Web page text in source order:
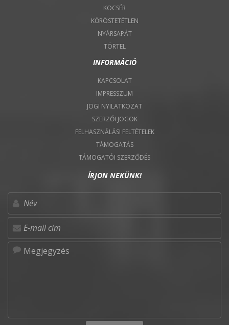
KOCSÉR
KŐRÖSTETÉTLEN
NYÁRSAPÁT
TÖRTEL
INFORMÁCIÓ
KAPCSOLAT
IMPRESSZUM
JOGI NYILATKOZAT
SZERZŐI JOGOK
FELHASZNÁLÁSI FELTÉTELEK
TÁMOGATÁS
TÁMOGATÓI SZERZŐDÉS
ÍRJON NEKÜNK!